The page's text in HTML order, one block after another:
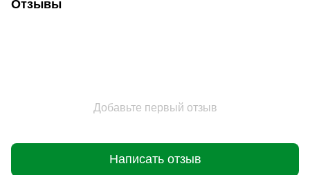
Отзывы
Добавьте первый отзыв
Написать отзыв